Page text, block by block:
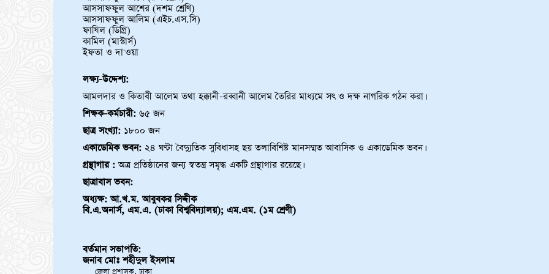
আসসাফফুল আশের (দশম শ্রেণি)
আসসাফফুল আলিম (এইচ.এস.সি)
ফাযিল (ডিগ্রি)
কামিল (মাস্টার্স)
ইফতা ও দা'ওয়া
লক্ষ্য-উদ্দেশ্য:
আমলদার ও কিতাবী আলেম তথা হক্কানী-রব্বানী আলেম তৈরির মাধ্যমে সৎ ও দক্ষ নাগরিক গঠন করা।
শিক্ষক-কর্মচারী: ৬৫ জন
ছাত্র সংখ্যা: ১৮০০ জন
একাডেমিক ভবন: ২৪ ঘণ্টা বৈদ্যুতিক সুবিধাসহ ছয় তলাবিশিষ্ট মানসম্মত আবাসিক ও একাডেমিক ভবন।
গ্রন্থাগার :অত্র প্রতিষ্ঠানের জন্য স্বতন্ত্র সমৃদ্ধ একটি গ্রন্থাগার রয়েছে।
ছাত্রাবাস ভবন:
অধ্যক্ষ: আ.খ.ম. আবুবকর সিদ্দীক
বি.এ.অনার্স, এম.এ. (ঢাকা বিশ্ববিদ্যালয়); এম.এম. (১ম শ্রেণী)
বর্তমান সভাপতি:
জনাব মোঃ শহীদুল ইসলাম
জেলা প্রশাসক, ঢাকা